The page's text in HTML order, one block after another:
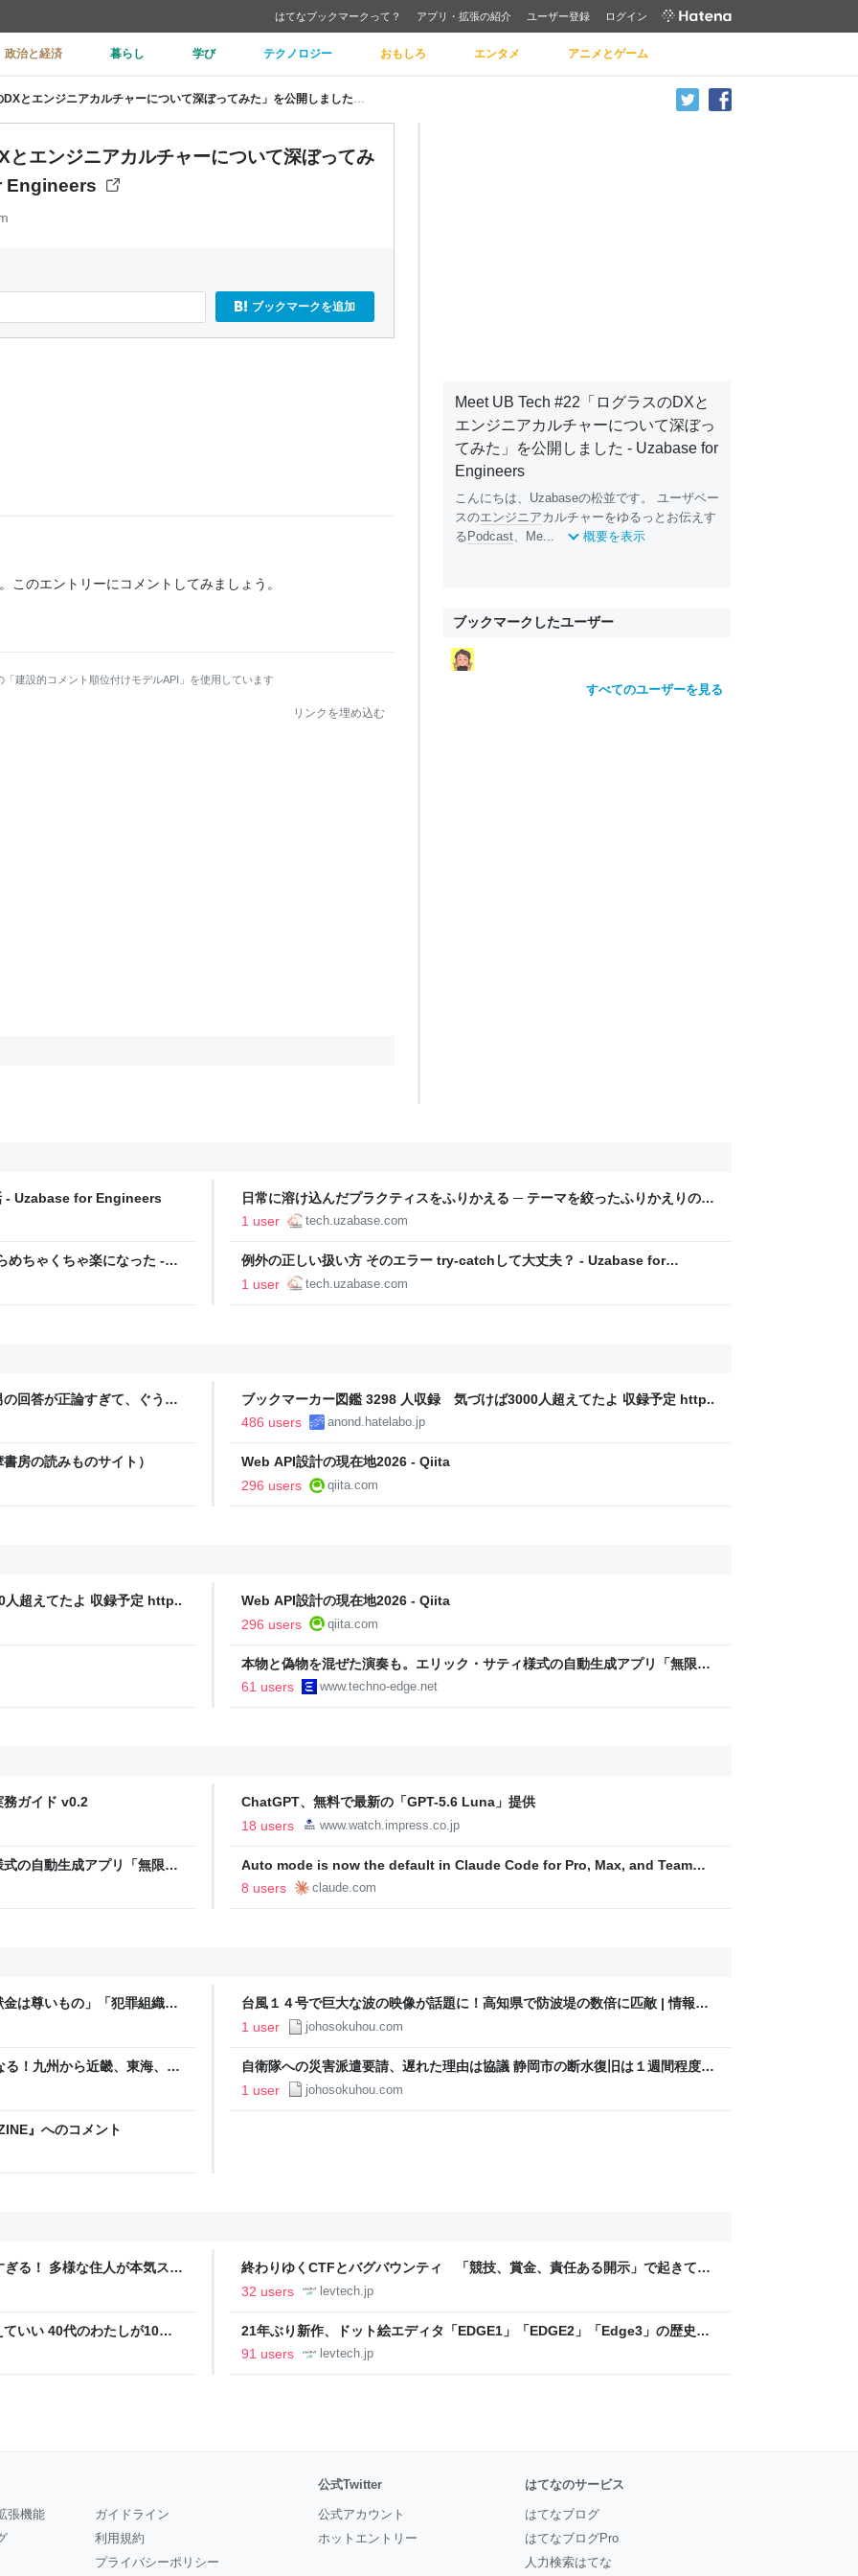
はてなブックマークって？ アプリ・拡張の紹介 ユーザー登録 ログイン
政治と経済 暮らし 学び テクノロジー おもしろ エンタメ アニメとゲーム
エンジニアカルチャーについて深ぼってみ
Engineers
ブックマークを追加
このエントリーにコメントしてみましょう。
建設的コメント順位付けモデルAPI」を使用しています
リンクを埋め込む
Meet UB Tech #22「ログラスのDXと
エンジニアカルチャーについて深ぼっ
てみた」を公開しました - Uzabase for
Engineers
こんにちは、Uzabaseの松並です。 ユーザベー
スのエンジニア カルチャーをゆるっとお伝えす
る Podcast、Me... 概要を表示
ブックマークしたユーザー
すべてのユーザーを見る
- Uzabase for Engineers
日常に溶け込んだプラクティスをふりかえる ─ テーマを絞ったふりかえりのす
すめ - Uzabase for Engineers
1 user tech.uzabase.com
めちゃくちゃ楽になった -
例外の正しい扱い方 そのエラー try-catchして大丈夫？ - Uzabase for
Engineers
1 user tech.uzabase.com
回答が正論すぎて、ぐうの
ブックマーカー図鑑 3298 人収録 気づけば3000人超えてたよ 収録予定 http..
486 users
anond.hatelabo.jp
房の読みものサイト）
Web API設計の現在地2026 - Qiita
296 users
qiita.com
超えてたよ 収録予定 http..
Web API設計の現在地2026 - Qiita
296 users
qiita.com
本物と偽物を混ぜた演奏も。エリック・サティ様式の自動生成アプリ「無限サ
ティ機関」をClaude Codeで作って公開した（CloseBox） | テクノエッジ
TechnoEdge
61 users www.techno-edge.net
務ガイド v0.2
ChatGPT、無料で最新の「GPT-5.6 Luna」提供
18 users
www.watch.impress.co.jp
の自動生成アプリ「無限サ
Auto mode is now the default in Claude Code for Pro, Max, and Team
plans | Claude by Anthropic
8 users claude.com
は尊いもの」「犯罪組織が
台風１４号で巨大な波の映像が話題に！高知県で防波堤の数倍に匹敵 | 情報速
報ドットコム
1 user johosokuhou.com
！九州から近畿、東海、関
自衛隊への災害派遣要請、遅れた理由は協議 静岡市の断水復旧は１週間程度
に！田辺市長「協議に時間が掛かった」 | 情報速報ドットコム
1 user johosokuhou.com
』へのコメント
る！ 多様な住人が本気スキ
終わりゆくCTFとバグバウンティ 「競技、賞金、責任ある開示」で起きてい
ること【フォーカス】 - レバテックLAB
32 users levtech.jp
いい 40代のわたしが10年
21年ぶり新作、ドット絵エディタ「EDGE1」「EDGE2」「Edge3」の歴史に
ついて作者に聞く【フォーカス】 - レバテックLAB
91 users levtech.jp
張機能
ガイドライン
利用規約
プライバシーポリシー
公式Twitter
公式アカウント
ホットエントリー
はてなのサービス
はてなブログ
はてなブログPro
人力検索はてな